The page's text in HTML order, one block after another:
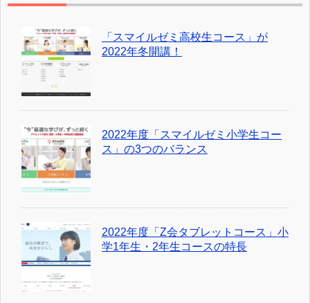
「スマイルゼミ高校生コース」が
2022年冬開講！
2022年度「スマイルゼミ小学生コー
ス」の3つのバランス
2022年度「Z会タブレットコース」小
学1年生・2年生コースの特長